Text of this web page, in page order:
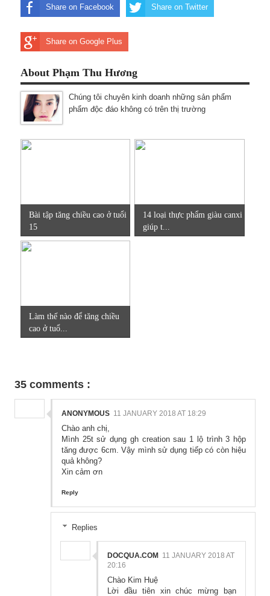
Share on Facebook Share on Twitter
Share on Google Plus
About Phạm Thu Hương
Chúng tôi chuyên kinh doanh những sản phẩm
phẩm độc đáo không có trên thị trường
Bài tập tăng chiều cao ở tuổi
15
14 loại thực phẩm giàu canxi
giúp t...
Làm thế nào để tăng chiều
cao ở tuổ...
35 comments :
ANONYMOUS 11 JANUARY 2018 AT 18:29
Chào anh chị,
Mình 25t sử dụng gh creation sau 1 lộ trình 3 hộp
tăng được 6cm. Vậy mình sử dụng tiếp có còn hiệu
quả không?
Xin cảm ơn
Reply
Replies
DOCQUA.COM 11 JANUARY 2018 AT
20:16
Chào Kim Huệ
Lời đầu tiên xin chúc mừng bạn